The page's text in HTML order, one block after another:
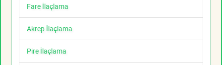
Fare İlaçlama
Akrep İlaçlama
Pire İlaçlama